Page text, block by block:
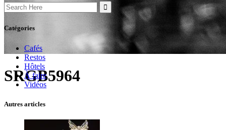
SRGB5964
Search
for:
Catégories
Cafés
Restos
Hôtels
À faire
Vidéos
Autres articles